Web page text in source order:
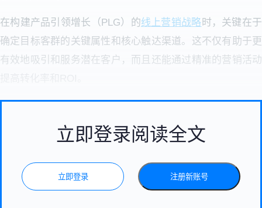
在构建产品引领增长（PLG）的线上营销战略时，关键在于
确定目标客群的关键属性和核心触达渠道。这不仅有助于更
有效地吸引和服务潜在客户，而且还能通过精准的营销活动
立即登录阅读全文
立即登录 注册新账号